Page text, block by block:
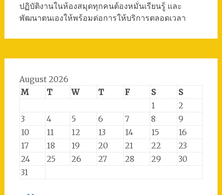
ปฏิบัติงานในห้องสมุดทุกคนต้องหมั่นเรียนรู้ และ
พัฒนาตนเองให้พร้อมต่อการให้บริการตลอดเวลา
August 2026
M
T W T F S
S
1
2
3
4 5 6 7 8
9
10
11 12 13 14 15
16
17
18 19 20 21 22
23
24
25 26 27 28 29
30
31